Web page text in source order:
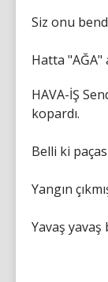
Siz onu
Hatta "AĞA"
HAVA-İŞ
kopardı.
Belli ki
Yangın
Yavaş